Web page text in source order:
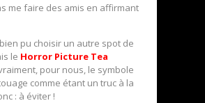
me faire des amis en affirmant
bien pu choisir un autre spot de
le Horror Picture Tea
pour nous, le symbole
comme étant un truc à la
: à éviter !